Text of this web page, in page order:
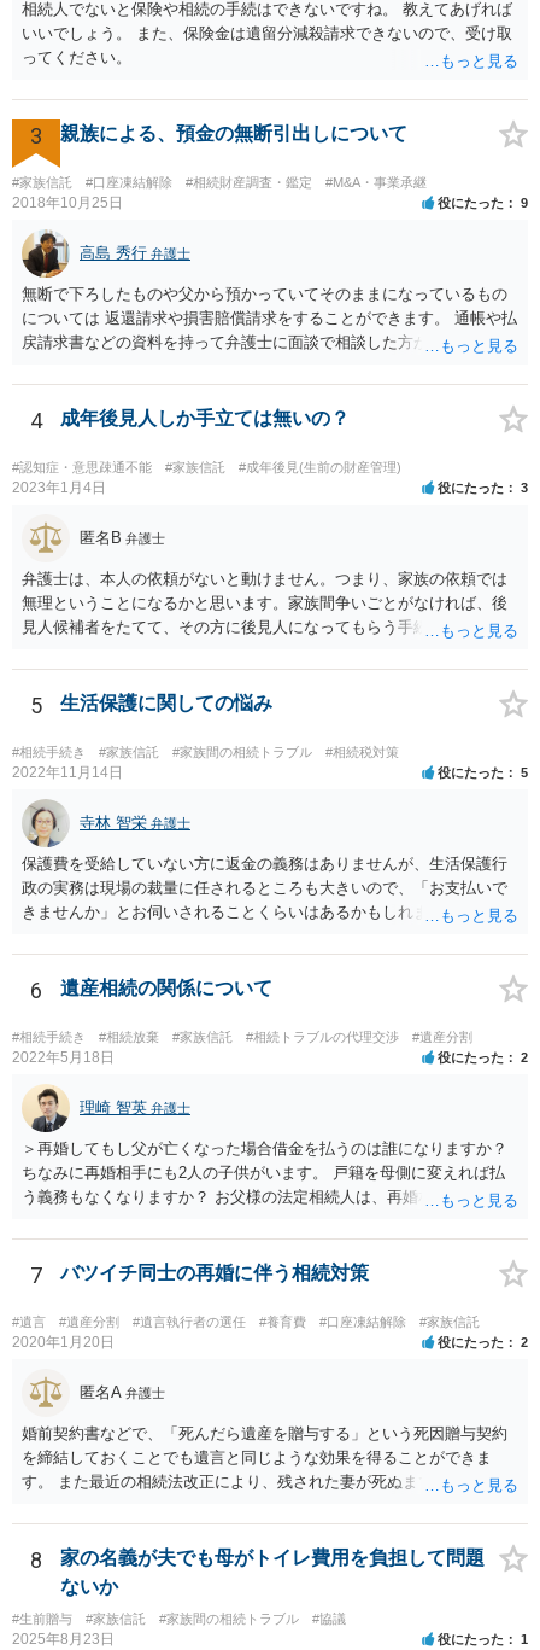
目に弁護士を入れられることを御検討頂くと良いかと思います。
相続人でないと保険や相続の手続はできないですね。 教えてあげれば
いいでしょう。 また、保険金は遺留分減殺請求できないので、受け取
ってください。
3 親族による、預金の無断引出しについて
#家族信託 #口座凍結解除 #相続財産調査・鑑定 #M&A・事業承継
2018年10月25日 役にたった 9
高島 秀行 弁護士
無断で下ろしたものや父から預かっていてそのままになっているもの
については 返還請求や損害賠償請求をすることができます。 通帳や払
戻請求書などの資料を持って弁護士に面談で相談した方がよいと思い
4 成年後見人しか手立ては無いの？
#認知症・意思疎通不能 #家族信託 #成年後見(生前の財産管理)
2023年1月4日 役にたった 3
匿名B 弁護士
弁護士は、本人の依頼がないと動けません。つまり、家族の依頼では
無理ということになるかと思います。家族間争いごとがなければ、後
見人候補者をたてて、その方に後見人になってもらう手続をすすめた
5 生活保護に関しての悩み
#相続手続き #家族信託 #家族間の相続トラブル #相続税対策
2022年11月14日 役にたった 5
寺林 智栄 弁護士
保護費を受給していない方に返金の義務はありませんが、生活保護行
政の実務は現場の裁量に任されるところも大きいので、「お支払いで
きませんか」とお伺いされることくらいはあるかもしれません。 通報
考えてご判断いただくのが良いと思います。
6 遺産相続の関係について
#相続手続き #相続放棄 #家族信託 #相続トラブルの代理交渉 #遺産分割
2022年5月18日 役にたった 2
理崎 智英 弁護士
＞再婚してもし父が亡くなった場合借金を払うのは誰になりますか？
ちなみに再婚相手にも2人の子供がいます。 戸籍を母側に変えれば払
う義務もなくなりますか？ お父様の法定相続人は、再婚相手とご相談
戸籍がどこにあるのかは関係ありません。 ただし、お父様が亡くなっ
たことを知ってから３か月以内に家庭裁判所にて「相続放棄」の手続
7 バツイチ同士の再婚に伴う相続対策
#遺言 #遺産分割 #遺言執行者の選任 #養育費 #口座凍結解除 #家族信託
2020年1月20日 役にたった 2
匿名A 弁護士
婚前契約書などで、「死んだら遺産を贈与する」という死因贈与契約
を締結しておくことでも遺言と同じような効果を得ることができま
す。 また最近の相続法改正により、残された妻が死ぬまで家に住み続
で、その制度を活用する方法も考えられます。 もし契約書の作成まで
視野に入れておられる場合は、お近くの弁護士、できれば相続に強い
弁護士にご相談なさるとよいでしょう。
8
家の名義が夫でも母がトイレ費用を負担して問題
ないか
#生前贈与 #家族信託 #家族間の相続トラブル #協議
2025年8月23日 役にたった 1